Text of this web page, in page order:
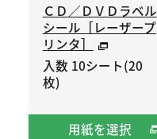
ＣＤ／ＤＶＤラベル
シール［レーザープ
リンタ］
入数 10シート(20
枚)
用紙を選択